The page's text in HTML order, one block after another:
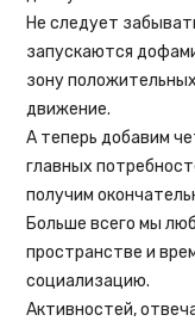
Не следует
запускаются
зону
движение.
А теперь добавим
главных
получим
Больше всего мы
пространстве и
социализацию.
Активностей,